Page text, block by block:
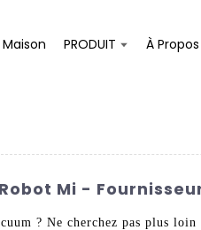
Maison PRODUIT À
Mi -
? Ne cherchez pas plus